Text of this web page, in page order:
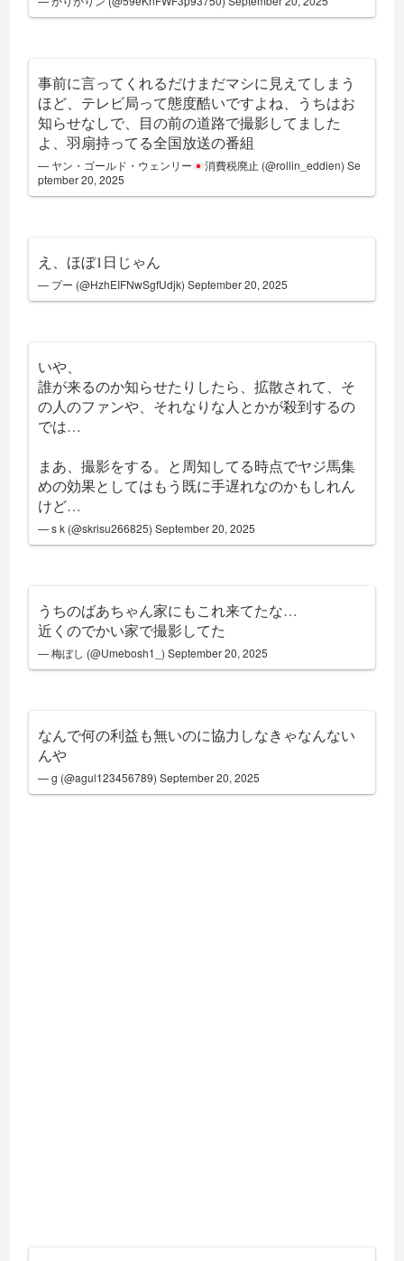
事前に言ってくれるだけまだマシに見えてしまう
ほど、テレビ局って態度酷いですよね、うちはお
知らせなしで、目の前の道路で撮影してました
よ、羽扇持ってる全国放送の番組
— ヤン・ゴールド・ウェンリー 消費税廃止 (@rollin_eddien) Se
ptember 20, 2025
え、ほぼ1日じゃん
— プー (@HzhEIFNwSgfUdjk)September 20, 2025
いや、
誰が来るのか知らせたりしたら、拡散されて、そ
の人のファンや、それなりな人とかが殺到するの
では…
まあ、撮影をする。と周知してる時点でヤジ馬集
めの効果としてはもう既に手遅れなのかもしれん
けど…
— s k (@skrisu266825)September 20, 2025
うちのばあちゃん家にもこれ来てたな…
近くのでかい家で撮影してた
— 梅ぼし (@Umebosh1_)September 20, 2025
なんで何の利益も無いのに協力しなきゃなんない
んや
— g (@agul123456789)September 20, 2025